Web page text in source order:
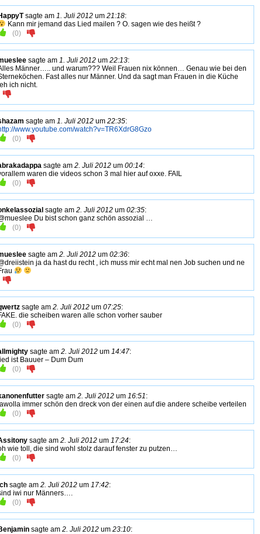
sagte am 1. Juli 2012 um 21:18:
Kann mir jemand das Lied mailen ? O. sagen wie des heißt ?
(0)
sagte am 1. Juli 2012 um 22:13:
Männer….. und warum??? Weil Frauen nix können… Genau wie bei den
Fast alles nur Männer. Und da sagt man Frauen in die Küche
ich nicht.
sagte am 1. Juli 2012 um 22:35:
www.youtube.com/watch?v=TR6XdrG8Gzo
(0)
sagte am 2. Juli 2012 um 00:14:
waren die videos schon 3 mal hier auf oxxe. FAIL
(0)
sagte am 2. Juli 2012 um 02:35:
Du bist schon ganz schön assozial …
(0)
sagte am 2. Juli 2012 um 02:36:
ja da hast du recht , ich muss mir echt mal nen Job suchen und ne
sagte am 2. Juli 2012 um 07:25:
die scheiben waren alle schon vorher sauber
(0)
sagte am 2. Juli 2012 um 14:47:
ist Bauuer – Dum Dum
(0)
sagte am 2. Juli 2012 um 16:51:
immer schön den dreck von der einen auf die andere scheibe verteilen
(0)
sagte am 2. Juli 2012 um 17:24:
wie toll, die sind wohl stolz darauf fenster zu putzen…
(0)
sagte am 2. Juli 2012 um 17:42:
iwi nur Männers….
(0)
sagte am 2. Juli 2012 um 23:10: